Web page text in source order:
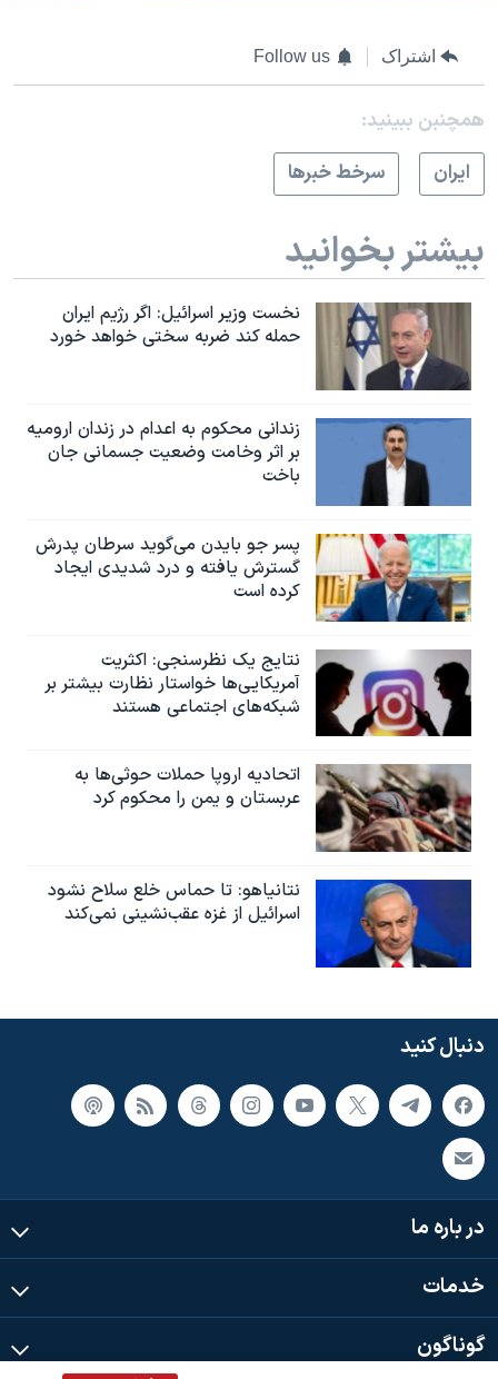
اشتراک Follow us
همچنبن ببینید:
ايران
سرخط خبرها
بیشتر بخوانید
نخست وزیر اسرائيل: اگر رژیم ایران
حمله کند ضربه سختی خواهد خورد
زندانی محکوم به اعدام در زندان ارومیه
بر اثر وخامت وضعیت جسمانی جان
باخت
پسر جو بایدن می‌گوید سرطان پدرش
گسترش یافته و درد شدیدی ایجاد
کرده است
نتایج یک نظرسنجی: اکثریت
آمریکایی‌ها خواستار نظارت بیشتر بر
شبکه‌های اجتماعی هستند
اتحادیه اروپا حملات حوثی‌ها به
عربستان و یمن را محکوم کرد
نتانیاهو: تا حماس خلع سلاح نشود
اسرائیل از غزه عقب‌نشینی نمی‌کند
دنبال کنید
در باره ما
خدمات
گوناگون